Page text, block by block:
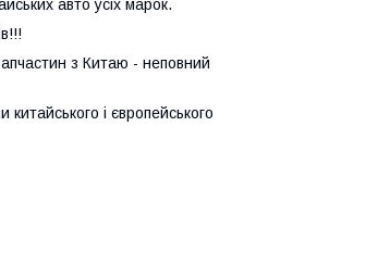
авто усіх марок.
з Китаю - неповний
китайського і європейського